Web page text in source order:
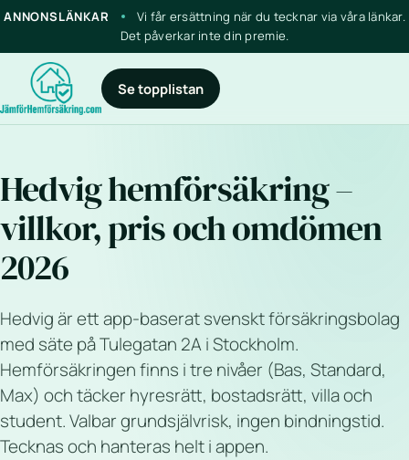
ANNONSLÄNKAR
Vi får ersättning när du tecknar via våra länkar.
Det påverkar inte din premie.
Se topplistan
Hedvig hemförsäkring –
villkor, pris och omdömen
2026
Hedvig är ett app-baserat svenskt försäkringsbolag
med säte på Tulegatan 2A i Stockholm.
Hemförsäkringen finns i tre nivåer (Bas, Standard,
Max) och täcker hyresrätt, bostadsrätt, villa och
student. Valbar grundsjälvrisk, ingen bindningstid.
Tecknas och hanteras helt i appen.